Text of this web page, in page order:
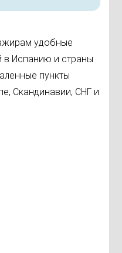
удобные
в Испанию и страны
пункты
Скандинавии, СНГ и